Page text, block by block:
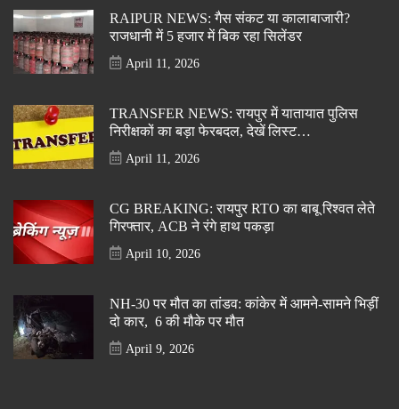
RAIPUR NEWS: गैस संकट या कालाबाजारी?
राजधानी में 5 हजार में बिक रहा सिलेंडर
April 11, 2026
TRANSFER NEWS: रायपुर में यातायात पुलिस
निरीक्षकों का बड़ा फेरबदल, देखें लिस्ट…
April 11, 2026
CG BREAKING: रायपुर RTO का बाबू रिश्वत लेते
गिरफ्तार, ACB ने रंगे हाथ पकड़ा
April 10, 2026
NH-30 पर मौत का तांडव: कांकेर में आमने-सामने भिड़ीं
दो कार, 6 की मौके पर मौत
April 9, 2026